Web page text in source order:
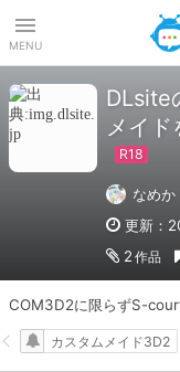
MENU
DLsite
メイド
なめか
更新：
2 作品
COM3D2に限らずS-
カスタムメイド3D2